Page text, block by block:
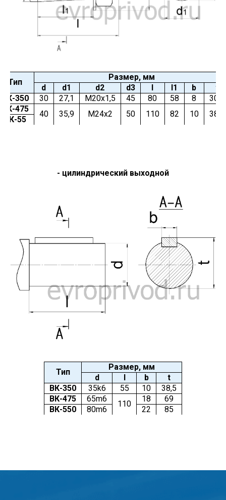
Тип
Размер, мм
d
d1 d2 d3 1 b
t
ВК-350
30 27,1 М20х1,5 45 80 58 8
30,1
ВК-475
40 35,9 М24х2 50 110 82 10 38,9
ВК-55
- цилиндрический выходной
Тип
Размер, мм
d
l b
t
ВК-350
35k6 55 10
38,5
ВК-475
65m6
110
18
69
ВК-550
80m6 22 85